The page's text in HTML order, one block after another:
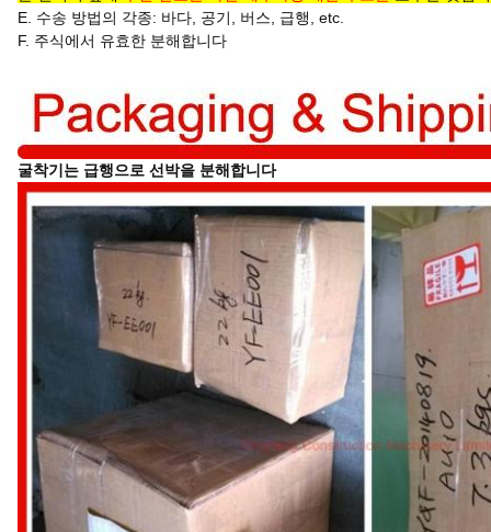
E. 수송 방법의 각종: 바다, 공기, 버스, 급행, etc.
F. 주식에서 유효한 분해합니다
굴착기는 급행으로 선박을 분해합니다